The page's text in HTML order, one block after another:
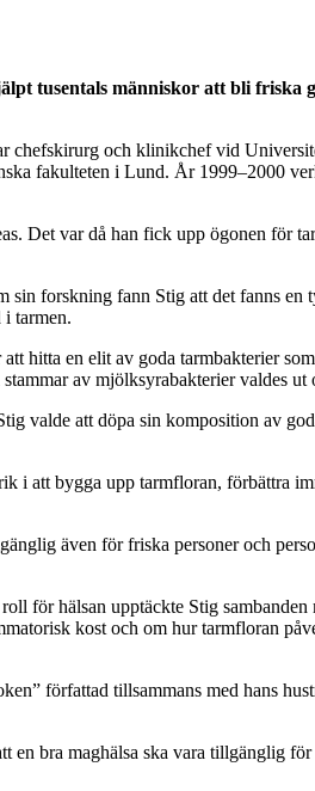
tusentals människor att bli friska
chefskirurg och klinikchef vid
fakulteten i Lund. År 1999–2000
Det var då han fick upp ögonen för
sin forskning fann Stig att det fanns
i tarmen.
hitta en elit av goda tarmbakterier
av mjölksyrabakterier valdes ut
valde att döpa sin komposition av
i att bygga upp tarmfloran, förbättra
även för friska personer och
för hälsan upptäckte Stig
kost och om hur tarmfloran
författad tillsammans med hans
en bra maghälsa ska vara tillgänglig